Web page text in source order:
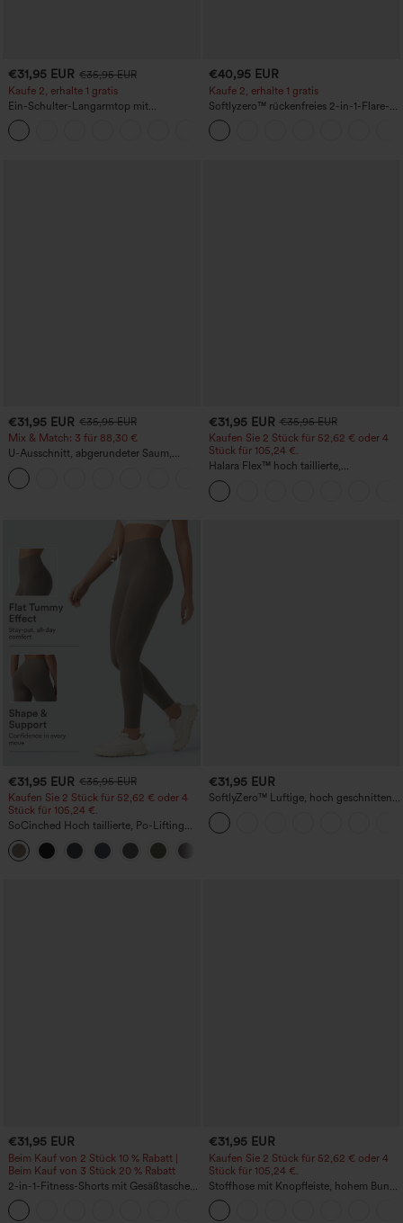
€31,95 EUR €35,95 EUR
Kaufe 2, erhalte 1 gratis
Ein-Schulter-Langarmtop mit
Daumenloch, geschwungener Saum
(High-Low), schnell trocknend – Yoga-
Sporttop mit integriertem BH
€40,95 EUR
Kaufe 2, erhalte 1 gratis
Softlyzero™ rückenfreies 2-in-1-Flare-
Trainingskleid – Wannabe – Easy Peezy
€31,95 EUR €35,95 EUR
Mix & Match: 3 für 88,30 €
U-Ausschnitt, abgerundeter Saum,
InstantCool Yoga-Trägertop – UPF50+
€31,95 EUR €35,95 EUR
Kaufen Sie 2 Stück für 52,62 € oder 4
Stück für 105,24 €.
Halara Flex™ hoch taillierte,
figurformende Arbeitshose, die die Taille
schmaler wirken lässt, mit Taschen,
weitem Bein und Mikro-Waffelstruktur
€31,95 EUR €35,95 EUR
Kaufen Sie 2 Stück für 52,62 € oder 4
Stück für 105,24 €.
SoCinched Hoch taillierte, Po-Lifting
7/8-Trainingsleggings mit
Bauchkontrolle und Seitentaschen
€31,95 EUR
SoftlyZero™ Luftige, hoch geschnittene,
geraffte InstantCool-Yogashorts 3'' mit
Taschen
€31,95 EUR
Beim Kauf von 2 Stück 10 % Rabatt |
Beim Kauf von 3 Stück 20 % Rabatt
2-in-1-Fitness-Shorts mit Gesäßtasche
und seitlicher versteckter Tasche 6,3 cm
€31,95 EUR
Kaufen Sie 2 Stück für 52,62 € oder 4
Stück für 105,24 €.
Stoffhose mit Knopfleiste, hohem Bund,
mehreren Taschen und geradem Bein